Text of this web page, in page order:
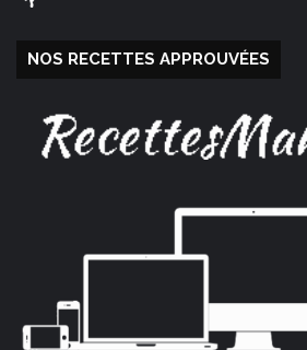
NOS RECETTES APPROUVÉES